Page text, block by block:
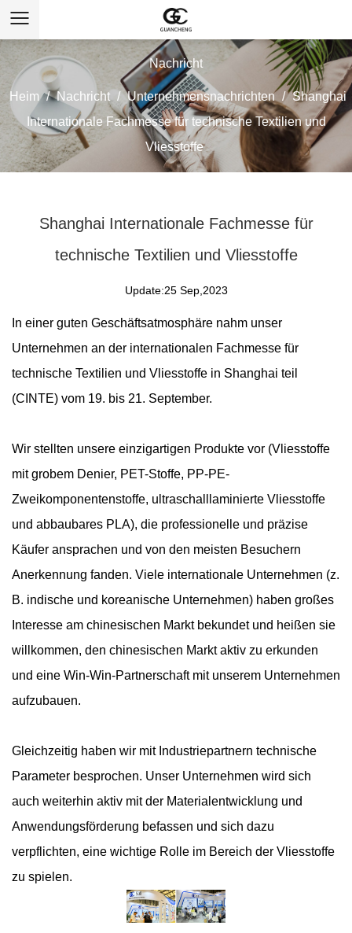
Nachricht
Heim / Nachricht / Unternehmensnachrichten / Shanghai
Internationale Fachmesse für technische Textilien und
Vliesstoffe
Shanghai Internationale Fachmesse für
technische Textilien und Vliesstoffe
Update:25 Sep,2023
In einer guten Geschäftsatmosphäre nahm unser
Unternehmen an der internationalen Fachmesse für
technische Textilien und Vliesstoffe in Shanghai teil
(CINTE) vom 19. bis 21. September.
Wir stellten unsere einzigartigen Produkte vor (Vliesstoffe
mit grobem Denier, PET-Stoffe, PP-PE-
Zweikomponentenstoffe, ultraschalllaminierte Vliesstoffe
und abbaubares PLA), die professionelle und präzise
Käufer ansprachen und von den meisten Besuchern
Anerkennung fanden. Viele internationale Unternehmen (z.
B. indische und koreanische Unternehmen) haben großes
Interesse am chinesischen Markt bekundet und heißen sie
willkommen, den chinesischen Markt aktiv zu erkunden
und eine Win-Win-Partnerschaft mit unserem Unternehmen
aufzubauen.
Gleichzeitig haben wir mit Industriepartnern technische
Parameter besprochen. Unser Unternehmen wird sich
auch weiterhin aktiv mit der Materialentwicklung und
Anwendungsförderung befassen und sich dazu
verpflichten, eine wichtige Rolle im Bereich der Vliesstoffe
zu spielen.